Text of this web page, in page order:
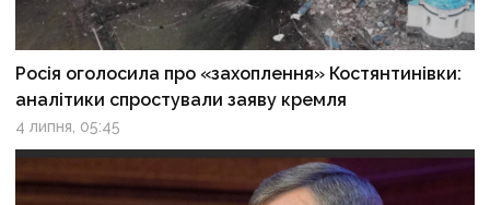
Росія оголосила про «захоплення» Костянтинівки:
аналітики спростували заяву кремля
4 липня, 05:45